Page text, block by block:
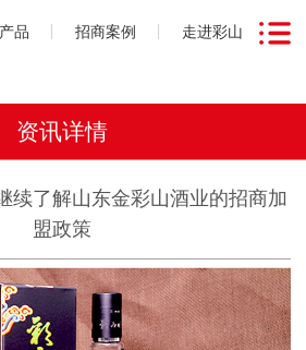
品 招商案例 走进彩山
资讯详情
续了解山东金彩山酒业的招商加
盟政策